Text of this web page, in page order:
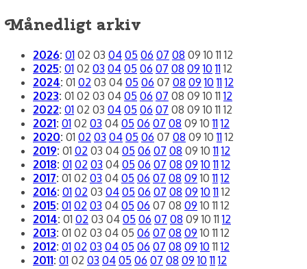
Månedligt arkiv
2026: 01 02 03 04 05 06 07 08 09 10 11 12
2025: 01 02 03 04 05 06 07 08 09 10 11 12
2024: 01 02 03 04 05 06 07 08 09 10 11 12
2023: 01 02 03 04 05 06 07 08 09 10 11 12
2022: 01 02 03 04 05 06 07 08 09 10 11 12
2021: 01 02 03 04 05 06 07 08 09 10 11 12
2020: 01 02 03 04 05 06 07 08 09 10 11 12
2019: 01 02 03 04 05 06 07 08 09 10 11 12
2018: 01 02 03 04 05 06 07 08 09 10 11 12
2017: 01 02 03 04 05 06 07 08 09 10 11 12
2016: 01 02 03 04 05 06 07 08 09 10 11 12
2015: 01 02 03 04 05 06 07 08 09 10 11 12
2014: 01 02 03 04 05 06 07 08 09 10 11 12
2013: 01 02 03 04 05 06 07 08 09 10 11 12
2012: 01 02 03 04 05 06 07 08 09 10 11 12
2011: 01 02 03 04 05 06 07 08 09 10 11 12